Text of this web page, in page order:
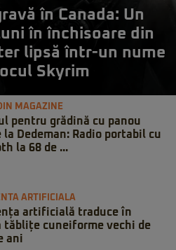
în Canada: Un
în închisoare din
lipsă într-un nume
Skyrim
MAGAZINE
pentru grădină cu panou
la Dedeman: Radio portabil cu
la 68 de ...
ARTIFICIALA
artificială traduce în
tăblițe cuneiforme vechi de
ani